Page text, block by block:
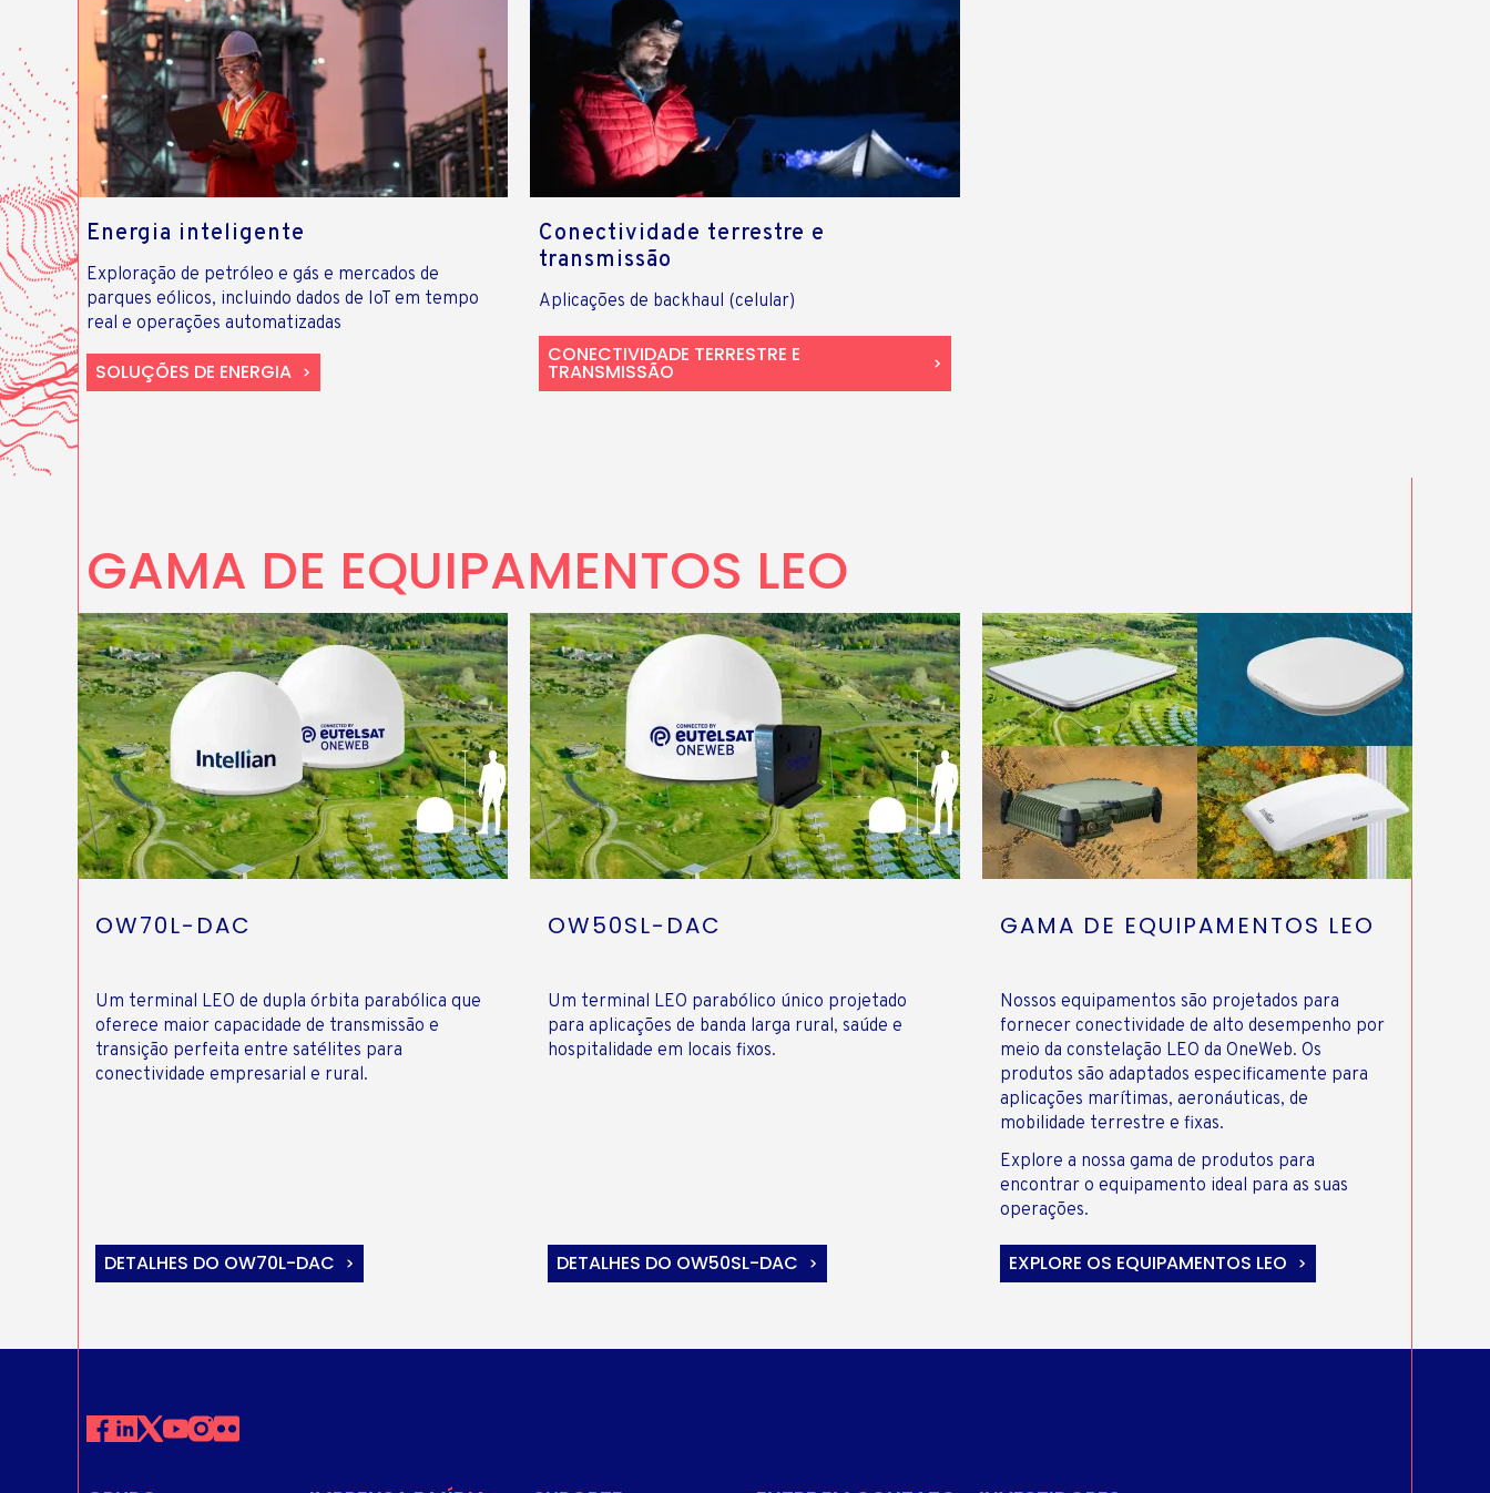
Energia inteligente
Exploração de petróleo e gás e mercados de
parques eólicos, incluindo dados de IoT em tempo
real e operações automatizadas
SOLUÇÕES DE ENERGIA
Conectividade terrestre e
transmissão
Aplicações de backhaul (celular)
CONECTIVIDADE TERRESTRE E
TRANSMISSÃO
GAMA DE EQUIPAMENTOS LEO
OW70L-DAC
Um terminal LEO de dupla órbita parabólica que
oferece maior capacidade de transmissão e
transição perfeita entre satélites para
conectividade empresarial e rural.
DETALHES DO OW70L-DAC
OW50SL-DAC
Um terminal LEO parabólico único projetado
para aplicações de banda larga rural, saúde e
hospitalidade em locais fixos.
DETALHES DO OW50SL-DAC
GAMA DE EQUIPAMENTOS LEO
Nossos equipamentos são projetados para
fornecer conectividade de alto desempenho por
meio da constelação LEO da OneWeb. Os
produtos são adaptados especificamente para
aplicações marítimas, aeronáuticas, de
mobilidade terrestre e fixas.
Explore a nossa gama de produtos para
encontrar o equipamento ideal para as suas
operações.
EXPLORE OS EQUIPAMENTOS LEO